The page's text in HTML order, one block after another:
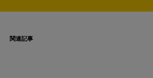
関連記事